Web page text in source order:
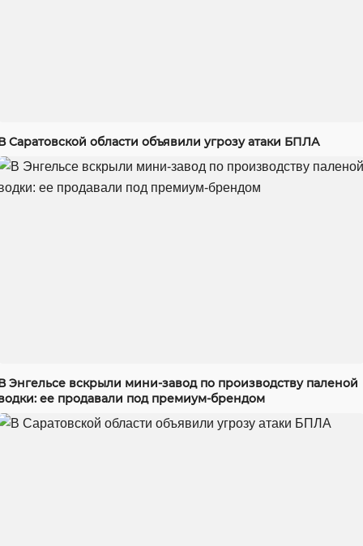
Саратовской области объявили угрозу атаки БПЛА
Энгельсе вскрыли мини-завод по производству паленой
ее продавали под премиум-брендом